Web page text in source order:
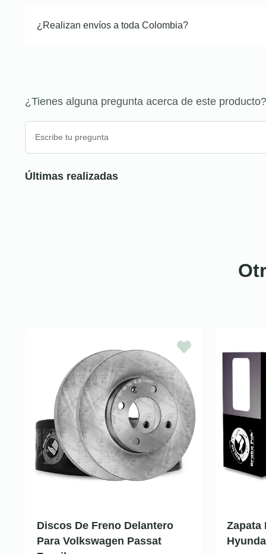
¿Realizan envíos a toda Colombia?
¿Tienes alguna pregunta acerca de este producto?
Últimas realizadas
Discos De Freno Delantero
Para Volkswagen Passat
Zapata